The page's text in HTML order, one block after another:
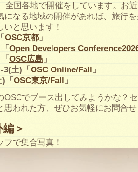
全国各地で開催をしています。お
になる地域の開催があれば、旅行
いと思います！
OSC京都 」
Open Developers
OSC広島 」
3(土)「 OSC Online/Fall 」
「 OSC東京/Fall 」
OSCでブース出してみようかな？
思われた方、ぜひお気軽にお問合
編＞
で集合写真！